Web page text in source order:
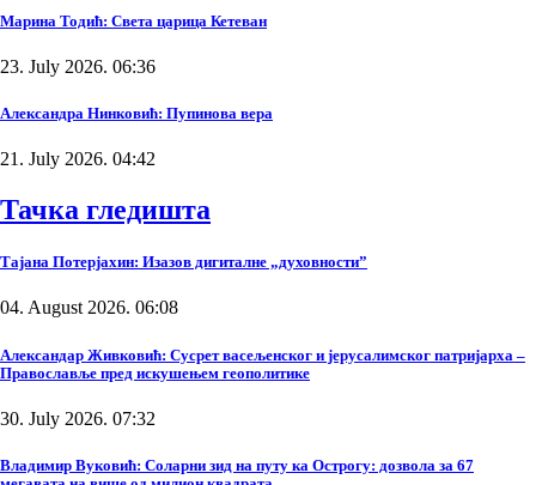
Марина Тодић: Света царица Кетеван
23. July 2026. 06:36
Александра Нинковић: Пупинова вера
21. July 2026. 04:42
Тачка гледишта
Тајана Потерјахин: Изазов дигиталне „духовности”
04. August 2026. 06:08
Александар Живковић: Сусрет васељенског и јерусалимског патријарха –
Православље пред искушењем геополитике
30. July 2026. 07:32
Владимир Вуковић: Соларни зид на путу ка Острогу: дозвола за 67